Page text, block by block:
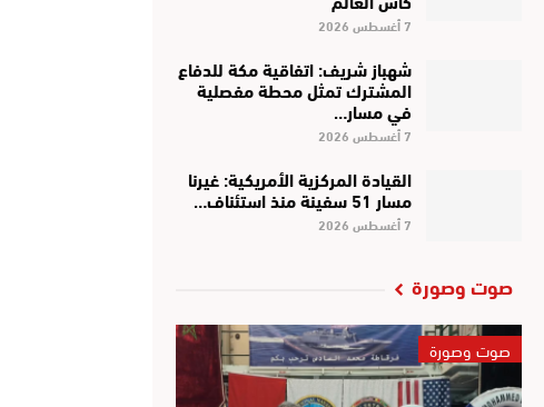
7 أغسطس 2026
شهباز شريف: اتفاقية مكة للدفاع
المشترك تمثل محطة مفصلية
في مسار…
7 أغسطس 2026
القيادة المركزية الأمريكية: غيرنا
مسار 51 سفينة منذ استئناف…
7 أغسطس 2026
صوت وصورة
صوت وصورة